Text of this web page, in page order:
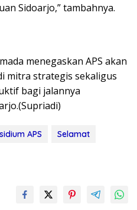
Sidoarjo,” tambahnya.
menegaskan APS akan
mitra strategis sekaligus
bagi jalannya
APS
Selamat